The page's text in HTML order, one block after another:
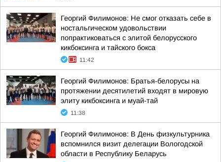
Георгий Филимонов: Не смог отказать себе в
ностальгическом удовольствии
попрактиковаться с элитой белорусского
кикбоксинга и тайского бокса
11:42
Георгий Филимонов: Братья-белорусы на
протяжении десятилетий входят в мировую
элиту кикбоксинга и муай-тай
11:38
Георгий Филимонов: В День физкультурника
вспомнился визит делегации Вологодской
области в Республику Беларусь